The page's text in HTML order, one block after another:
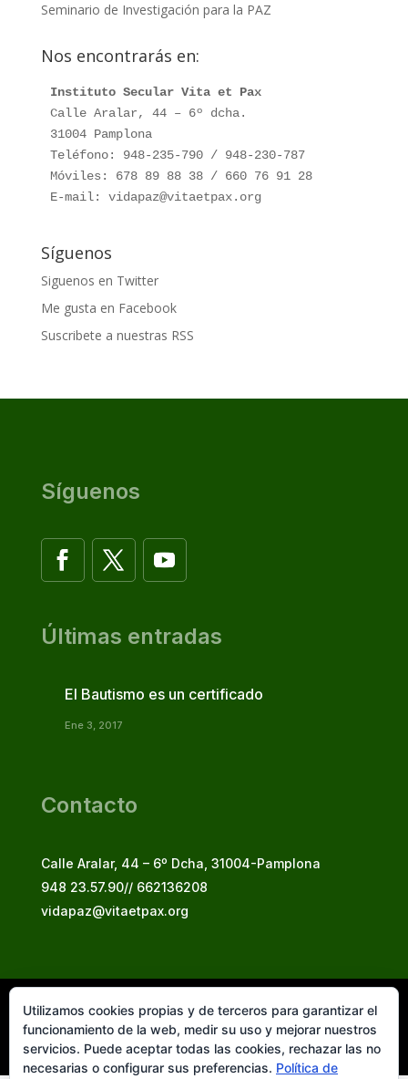
Seminario de Investigación para la PAZ
Nos encontrarás en:
Instituto Secular Vita et Pax
Calle Aralar, 44 – 6º dcha.
31004 Pamplona
Teléfono: 948-235-790 / 948-230-787
Móviles: 678 89 88 38 / 660 76 91 28
E-mail: vidapaz@vitaetpax.org
Síguenos
Siguenos en Twitter
Me gusta en Facebook
Suscribete a nuestras RSS
Síguenos
Últimas entradas
El Bautismo es un certificado
Ene 3, 2017
Contacto
Calle Aralar, 44 – 6º Dcha, 31004-Pamplona
948 23.57.90// 662136208
vidapaz@vitaetpax.org
Vita et Pax, 2025
© Instituto Secular Vita et Pax in Christo Jesu
Utilizamos cookies propias y de terceros para garantizar el
funcionamiento de la web, medir su uso y mejorar nuestros
servicios. Puede aceptar todas las cookies, rechazar las no
necesarias o configurar sus preferencias. Política de